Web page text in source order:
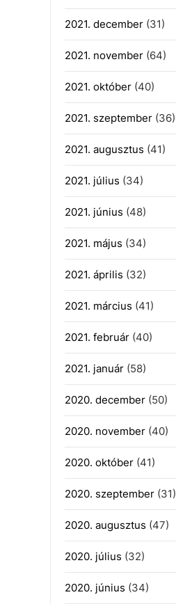
2021. december(31)
2021. november(64)
2021. október(40)
2021. szeptember(36)
2021. augusztus (41)
2021. július (34)
2021. június (48)
2021. május (34)
2021. április (32)
2021. március (41)
2021. február(40)
2021. január(58)
2020. december(50)
2020. november(40)
2020. október(41)
2020. szeptember(31)
2020. augusztus (47)
2020. július (32)
2020. június (34)